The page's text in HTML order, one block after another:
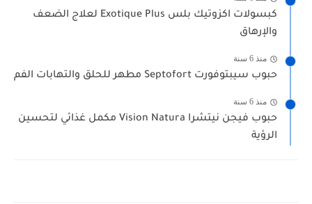
كبسولات اكزوتيك بلس Exotique Plus لعلاج الضعف
والإرهاق
منذ 6 سنة
حبوب سيبتوفورت Septofort مطهر للحلق والتهابات الفم
منذ 6 سنة
حبوب فيجن نيتشرا Vision Natura مكمل غذائي لتحسين
الرؤية